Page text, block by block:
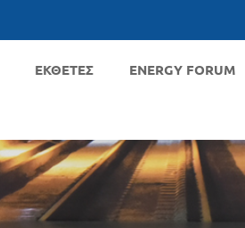
ΕΚΘΕΤΕΣ ENERGY FORUM